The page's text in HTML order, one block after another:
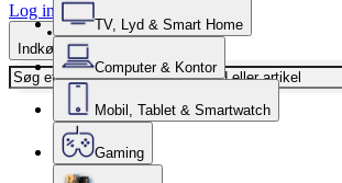
Log ind
Indkøbskurv
TV, Lyd & Smart Home
Computer & Kontor
Mobil, Tablet & Smartwatch
Gaming